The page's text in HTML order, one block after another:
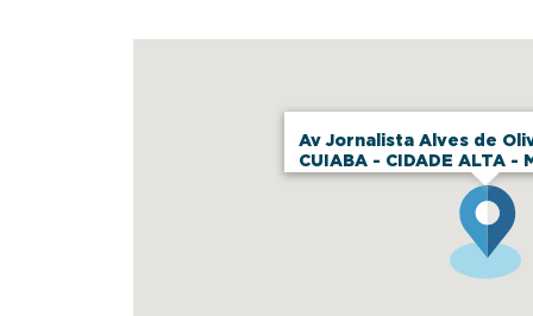
Av Jornalista Alves de
CUIABA - CIDADE ALTA -